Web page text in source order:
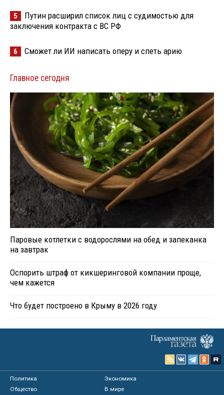
5
Путин расширил список лиц с судимостью для
заключения контракта с ВС РФ
6 Сможет ли ИИ написать оперу и спеть арию
Главное сегодня
Паровые котлетки с водорослями на обед и запеканка
на завтрак
Оспорить штраф от кикшеринговой компании проще,
чем кажется
Что будет построено в Крыму в 2026 году
Политика
Экономика
Общество
В мире